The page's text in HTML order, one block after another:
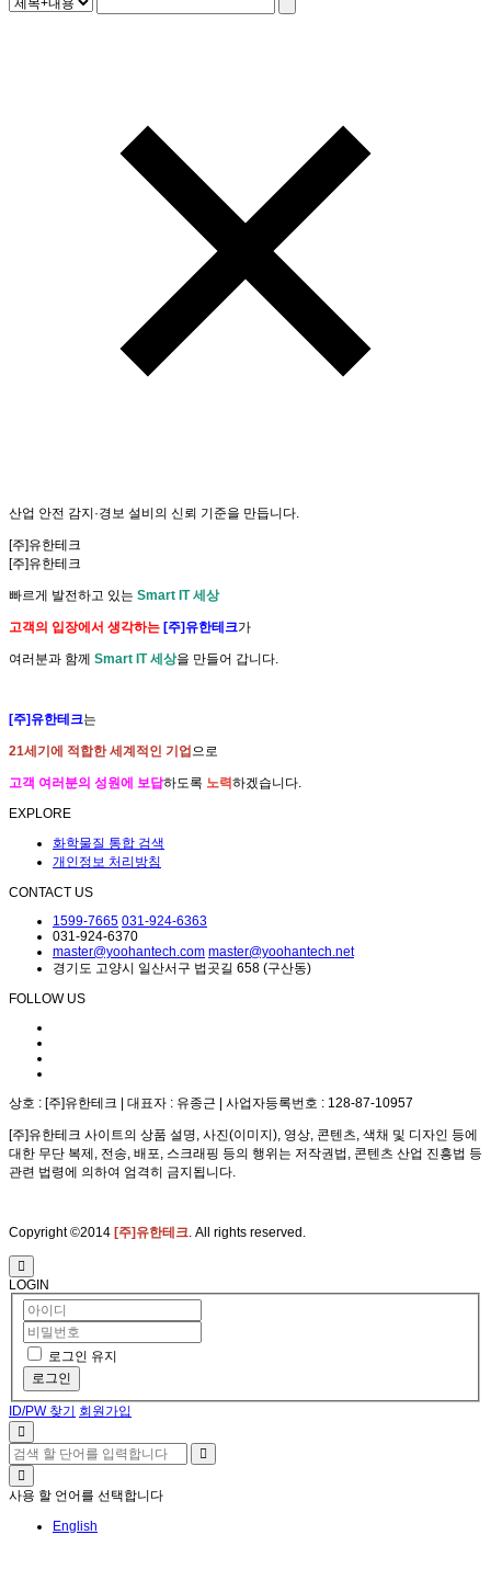
산업 안전 감지·경보 설비 의 신뢰 기준을 만듭니다.
[주]유한테크
[주]유한테크
빠르게 발전하고 있는 Smart IT 세상
고객의 입장에서 생각하는 [주]유한테크가
여러분과 함께 Smart IT 세상을 만들어 갑니다.
[주]유한테크는
21세기에 적합한 세계적인 기업 으로
고객 여러분의 성원에 보답하도록 노력하겠습니다.
EXPLORE
화학물질 통합 검색
개인정보 처리방침
CONTACT US
1599-7665 031-924-6363
031-924-6370
master@yoohantech.com master@yoohantech.net
경기도 고양시 일산서구 법곳길 658 (구산동)
FOLLOW US
상호 : [주]유한테크 | 대표자 : 유종근 | 사업자등록번호 : 128-87-10957
[주]유한테크 사이트의 상품 설명, 사진(이미지), 영상, 콘텐츠, 색채 및 디자인 등에
대한 무단 복제, 전송, 배포, 스크래핑 등의 행위는 저작권법, 콘텐츠 산업 진흥법 등
관련 법령에 의하여 엄격히 금지됩니다.
Copyright ©2014 [주]유한테크. All rights reserved.
LOGIN
로그인 유지
로그인
ID/PW 찾기 회원가입
사용 할 언어를 선택합니다
English